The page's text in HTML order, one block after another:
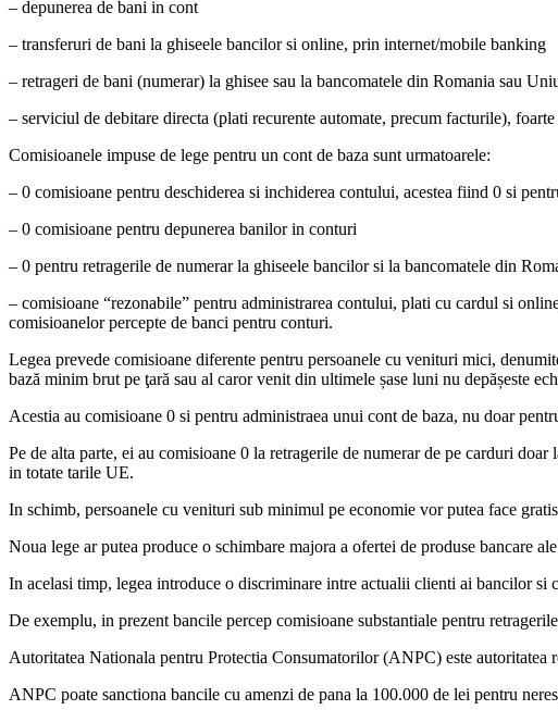
– depunerea de bani in cont
– transferuri de bani la ghiseele bancilor si online, prin internet/mobile banking
– retrageri de bani (numerar) la ghisee sau la bancomatele din Romania sau
– serviciul de debitare directa (plati recurente automate, precum facturile),
Comisioanele impuse de lege pentru un cont de baza sunt urmatoarele:
– 0 comisioane pentru deschiderea si inchiderea contului, acestea fiind 0 si
– 0 comisioane pentru depunerea banilor in conturi
– 0 pentru retragerile de numerar la ghiseele bancilor si la bancomatele din
– comisioane “rezonabile” pentru administrarea contului, plati cu cardul si
comisioanelor percepte de banci pentru conturi.
Legea prevede comisioane diferente pentru persoanele cu venituri mici,
bază minim brut pe ţară sau al caror venit din ultimele șase luni nu depășeste
Acestia au comisioane 0 si pentru administraea unui cont de baza, nu doar
Pe de alta parte, ei au comisioane 0 la retragerile de numerar de pe carduri
in totate tarile UE.
In schimb, persoanele cu venituri sub minimul pe economie vor putea face
Noua lege ar putea produce o schimbare majora a ofertei de produse bancare
In acelasi timp, legea introduce o discriminare intre actualii clienti ai bancilor
De exemplu, in prezent bancile percep comisioane substantiale pentru
Autoritatea Nationala pentru Protectia Consumatorilor (ANPC) este
ANPC poate sanctiona bancile cu amenzi de pana la 100.000 de lei pentru